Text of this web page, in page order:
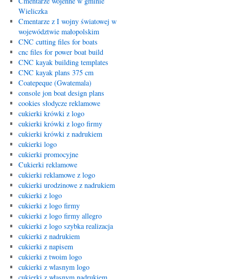
Wieliczka
Cmentarze z I wojny światowej w
województwie małopolskim
CNC cutting files for boats
cnc files for power boat build
CNC kayak building templates
CNC kayak plans 375 cm
Coatepeque (Gwatemala)
console jon boat design plans
cookies słodycze reklamowe
cukierki krówki z logo
cukierki krówki z logo firmy
cukierki krówki z nadrukiem
cukierki logo
cukierki promocyjne
Cukierki reklamowe
cukierki reklamowe z logo
cukierki urodzinowe z nadrukiem
cukierki z logo
cukierki z logo firmy
cukierki z logo firmy allegro
cukierki z logo szybka realizacja
cukierki z nadrukiem
cukierki z napisem
cukierki z twoim logo
cukierki z wlasnym logo